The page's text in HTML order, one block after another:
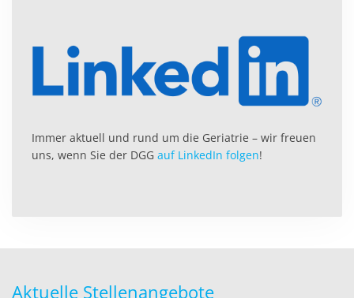
Immer aktuell und rund um die Geriatrie – wir freuen
uns, wenn Sie der DGG auf LinkedIn folgen!
Aktuelle Stellenangebote